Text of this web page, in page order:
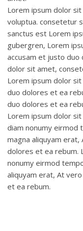
Lorem ipsum dolor
voluptua. consetetur
sanctus est Lorem
gubergren, Lorem
accusam et justo duo
dolor sit amet,
Lorem ipsum dolor
duo dolores et ea
duo dolores et ea
Lorem ipsum dolor
diam nonumy eirmod
magna aliquyam
dolores et ea rebum.
nonumy eirmod
aliquyam erat, At
et ea rebum.